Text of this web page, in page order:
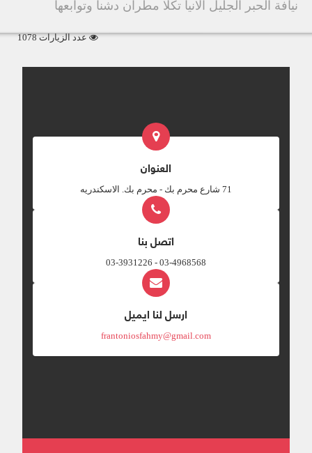
نيافة الحبر الجليل الانيا تكلا مطران دشنا وتوابعها
عدد الزيارات 1078
العنوان
‎71 شارع محرم بك - محرم بك. الاسكندريه
اتصل بنا
03-4968568 - 03-3931226
ارسل لنا ايميل
frantoniosfahmy@gmail.com